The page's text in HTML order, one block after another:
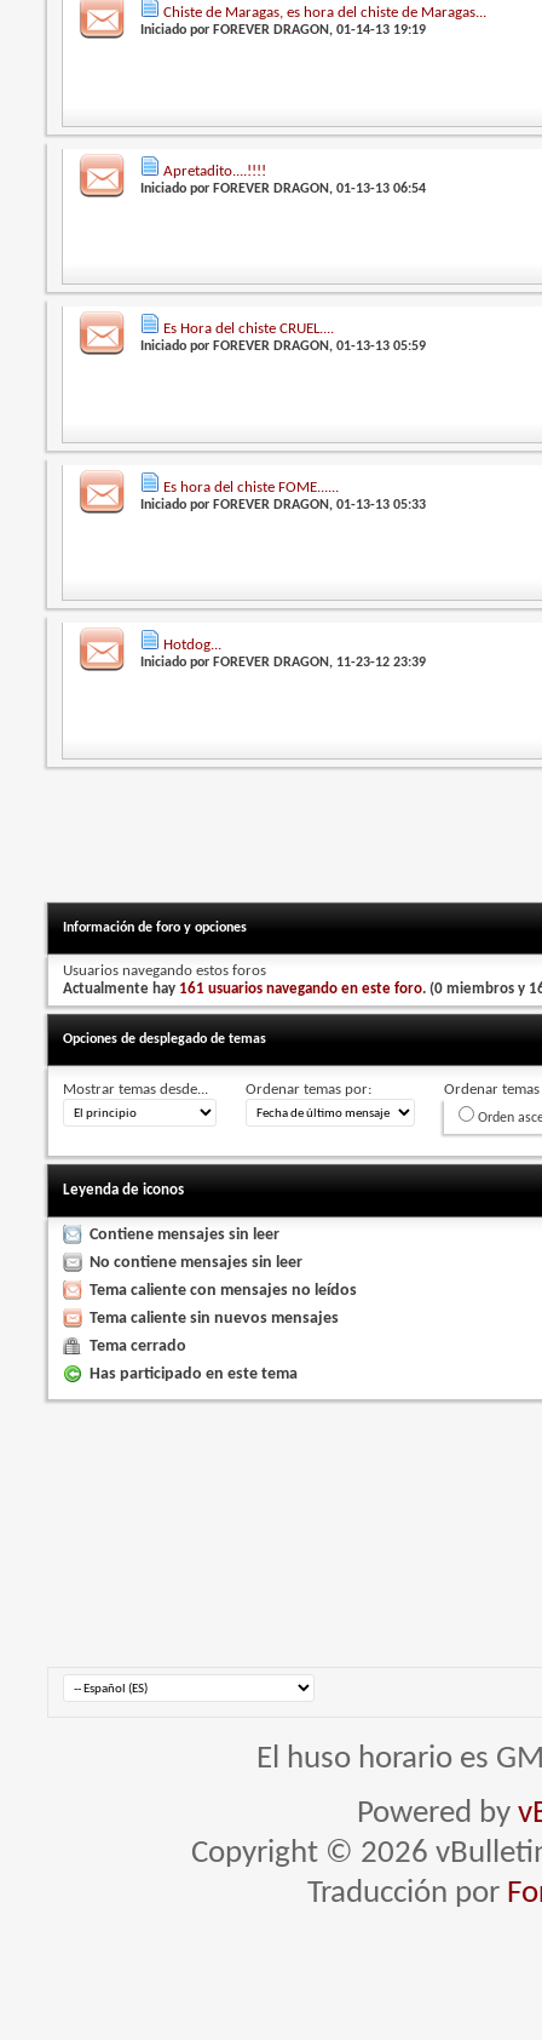
Chiste de Maragas, es hora del chiste de Maragas...
Iniciado porFOREVER DRAGON, 01-14-13 19:19
Apretadito....!!!!
Iniciado por FOREVER DRAGON, 01-13-13 06:54
Es Hora del chiste CRUEL....
Iniciado por FOREVER DRAGON, 01-13-13 05:59
Es hora del chiste FOME......
Iniciado por FOREVER DRAGON, 01-13-13 05:33
Hotdog...
Iniciado por FOREVER DRAGON, 11-23-12 23:39
Información de foro y opciones
Usuarios navegando estos foros
Actualmente hay 161 usuarios navegando en este foro. (0 miembros y
Opciones de desplegado de temas
Mostrar temas desde... Ordenar temas por: Ordenar
Orden
Leyenda de iconos
Contiene mensajes sin leer
No contiene mensajes sin leer
Tema caliente con mensajes no leídos
Tema caliente sin nuevos mensajes
Tema cerrado
Has participado en este tema
El huso horario es
Powered by
Copyright © 2026
Traducción por